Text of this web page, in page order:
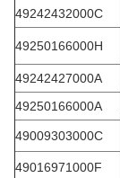
49242432000C
49250166000H
49242427000A
49250166000A
49009303000C
49016971000F